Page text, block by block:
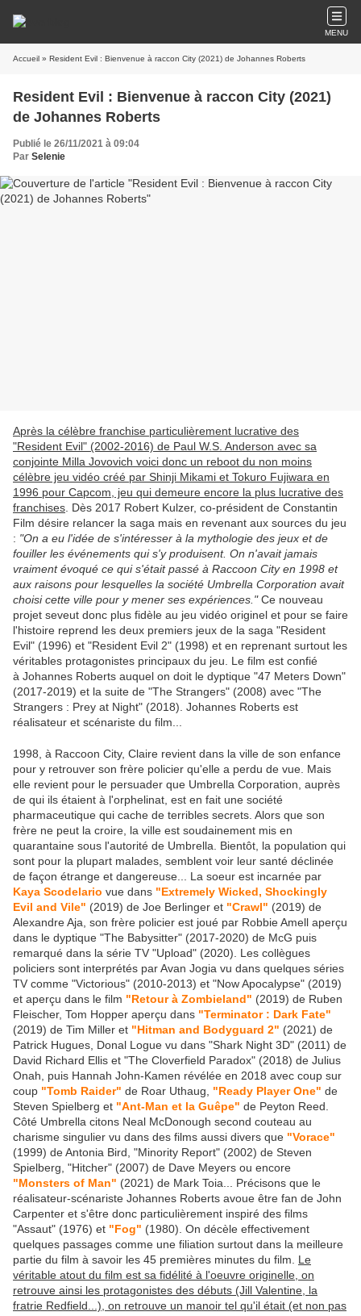
MENU
Accueil » Resident Evil : Bienvenue à raccon City (2021) de Johannes Roberts
Resident Evil : Bienvenue à raccon City (2021)
de Johannes Roberts
Publié le 26/11/2021 à 09:04
Par Selenie
Après la célèbre franchise particulièrement lucrative des
"Resident Evil" (2002-2016) de Paul W.S. Anderson avec sa
conjointe Milla Jovovich voici donc un reboot du non moins
célèbre jeu vidéo créé par Shinji Mikami et Tokuro Fujiwara en
1996 pour Capcom, jeu qui demeure encore la plus lucrative des
franchises . Dès 2017 Robert Kulzer, co-président de Constantin
Film désire relancer la saga mais en revenant aux sources du jeu
: "On a eu l'idée de s'intéresser à la mythologie des jeux et de
fouiller les événements qui s'y produisent. On n'avait jamais
vraiment évoqué ce qui s'était passé à Raccoon City en 1998 et
aux raisons pour lesquelles la société Umbrella Corporation avait
choisi cette ville pour y mener ses expériences."Ce nouveau
projet seveut donc plus fidèle au jeu vidéo originel et pour se faire
l'histoire reprend les deux premiers jeux de la saga "Resident
Evil" (1996) et "Resident Evil 2" (1998) et en reprenant surtout les
véritables protagonistes principaux du jeu. Le film est confié
à Johannes Roberts auquel on doit le dyptique "47 Meters Down"
(2017-2019) et la suite de "The Strangers" (2008) avec "The
Strangers : Prey at Night" (2018). Johannes Roberts est
réalisateur et scénariste du film...
1998, à Raccoon City, Claire revient dans la ville de son enfance
pour y retrouver son frère policier qu'elle a perdu de vue. Mais
elle revient pour le persuader que Umbrella Corporation, auprès
de qui ils étaient à l'orphelinat, est en fait une société
pharmaceutique qui cache de terribles secrets. Alors que son
frère ne peut la croire, la ville est soudainement mis en
quarantaine sous l'autorité de Umbrella. Bientôt, la population qui
sont pour la plupart malades, semblent voir leur santé déclinée
de façon étrange et dangereuse... La soeur est incarnée par
Kaya Scodelario vue dans "Extremely Wicked, Shockingly
Evil and Vile" (2019) de Joe Berlinger et "Crawl" (2019) de
Alexandre Aja, son frère policier est joué par Robbie Amell aperçu
dans le dyptique "The Babysitter" (2017-2020) de McG puis
remarqué dans la série TV "Upload" (2020). Les collègues
policiers sont interprétés par Avan Jogia vu dans quelques séries
TV comme "Victorious" (2010-2013) et "Now Apocalypse" (2019)
et aperçu dans le film "Retour à Zombieland" (2019) de Ruben
Fleischer, Tom Hopper aperçu dans "Terminator : Dark Fate"
(2019) de Tim Miller et "Hitman and Bodyguard 2" (2021) de
Patrick Hugues, Donal Logue vu dans "Shark Night 3D" (2011) de
David Richard Ellis et "The Cloverfield Paradox" (2018) de Julius
Onah, puis Hannah John-Kamen révélée en 2018 avec coup sur
coup "Tomb Raider" de Roar Uthaug, "Ready Player One" de
Steven Spielberg et "Ant-Man et la Guêpe" de Peyton Reed.
Côté Umbrella citons Neal McDonough second couteau au
charisme singulier vu dans des films aussi divers que "Vorace"
(1999) de Antonia Bird, "Minority Report" (2002) de Steven
Spielberg, "Hitcher" (2007) de Dave Meyers ou encore
"Monsters of Man" (2021) de Mark Toia... Précisons que le
réalisateur-scénariste Johannes Roberts avoue être fan de John
Carpenter et s'être donc particulièrement inspiré des films
"Assaut" (1976) et "Fog" (1980). On décèle effectivement
quelques passages comme une filiation surtout dans la meilleure
partie du film à savoir les 45 premières minutes du film. Le
véritable atout du film est sa fidélité à l'oeuvre originelle, on
retrouve ainsi les protagonistes des débuts (Jill Valentine, la
fratrie Redfield...), on retrouve un manoir tel qu'il était (et non pas